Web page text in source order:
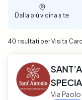
per garantire un
affidabile per la
Dalla più vicina a te
40 risultati per Visita
Via